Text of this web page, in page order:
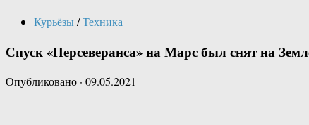
Курьёзы/Техника
Спуск «Персеверанса» на Марс был снят на
Опубликовано · 09.05.2021